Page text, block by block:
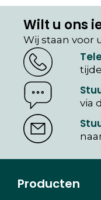
Wilt u ons
Wij staan voor
via
Producten